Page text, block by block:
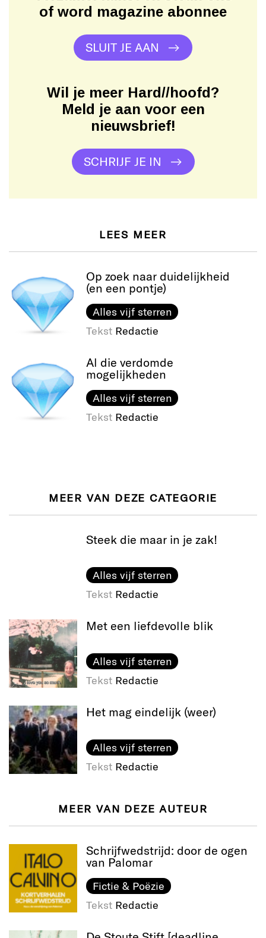
of word magazine abonnee
SLUIT JE AAN
Wil je meer Hard//hoofd?
Meld je aan voor een
nieuwsbrief!
SCHRIJF JE IN
LEES MEER
Op zoek naar duidelijkheid
(en een pontje)
Alles vijf sterren
Tekst Redactie
Al die verdomde
mogelijkheden
Alles vijf sterren
Tekst Redactie
MEER VAN DEZE CATEGORIE
Steek die maar in je zak!
Alles vijf sterren
Tekst Redactie
Met een liefdevolle blik
Alles vijf sterren
Tekst Redactie
Het mag eindelijk (weer)
Alles vijf sterren
Tekst Redactie
MEER VAN DEZE AUTEUR
Schrijfwedstrijd: door de ogen
van Palomar
Fictie & Poëzie
Tekst Redactie